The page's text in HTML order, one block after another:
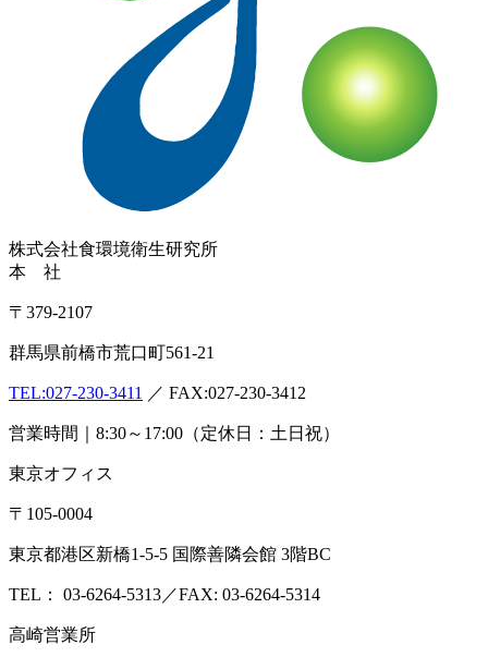
株式会社食環境衛生研究所
本 社
〒379-2107
群馬県前橋市荒口町561-21
TEL:027-230-3411 ／ FAX:027-230-3412
営業時間｜8:30～17:00（定休日：土日祝）
東京オフィス
〒105-0004
東京都港区新橋1-5-5 国際善隣会館 3階BC
TEL： 03-6264-5313／FAX: 03-6264-5314
高崎営業所